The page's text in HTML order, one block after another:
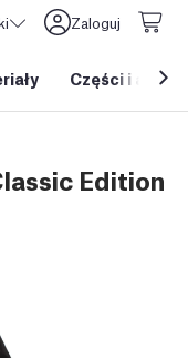
Zaloguj
Części i
Edition